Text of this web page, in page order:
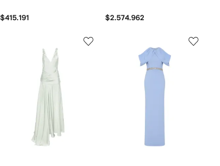
$415.191 $2.574.962